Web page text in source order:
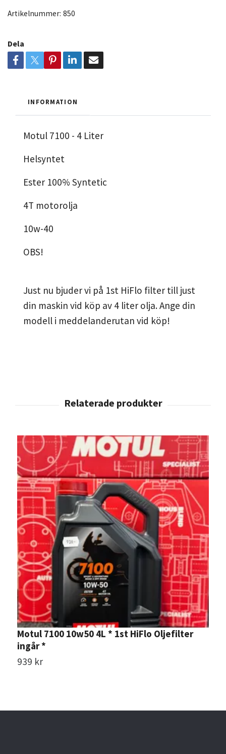
Artikelnummer: 850
Dela
INFORMATION
Motul 7100 - 4 Liter
Helsyntet
Ester 100% Syntetic
4T motorolja
10w-40
OBS!
Just nu bjuder vi på 1st HiFlo filter till just
din maskin vid köp av 4 liter olja. Ange din
modell i meddelanderutan vid köp!
Motul 7100 10w50 4L * 1st HiFlo Oljefilter
ingår *
939 kr